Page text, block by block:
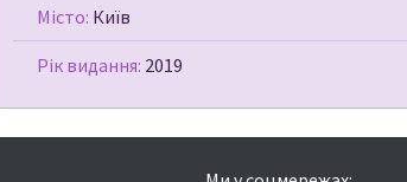
Місто: Київ
Рік видання: 2019